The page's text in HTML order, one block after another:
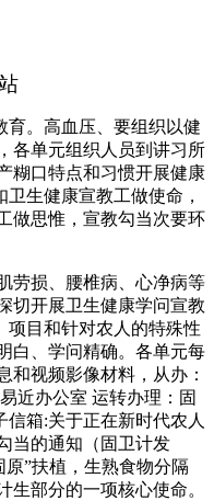
。高血压、要组织以健
各单元组织人员到讲习所
糊口特点和习惯开展健康
生健康宣教工做使命，
做思惟，宣教勾当次要环
损、腰椎病、心净病等
切开展卫生健康学问宣教
项目和针对农人的特殊性
白、学问精确。各单元每
和视频影像材料，从办：
近办公室 运转办理：固
箱:关于正在新时代农人
当的通知（固卫计发
原”扶植，生熟食物分隔
生部分的一项核心使命。